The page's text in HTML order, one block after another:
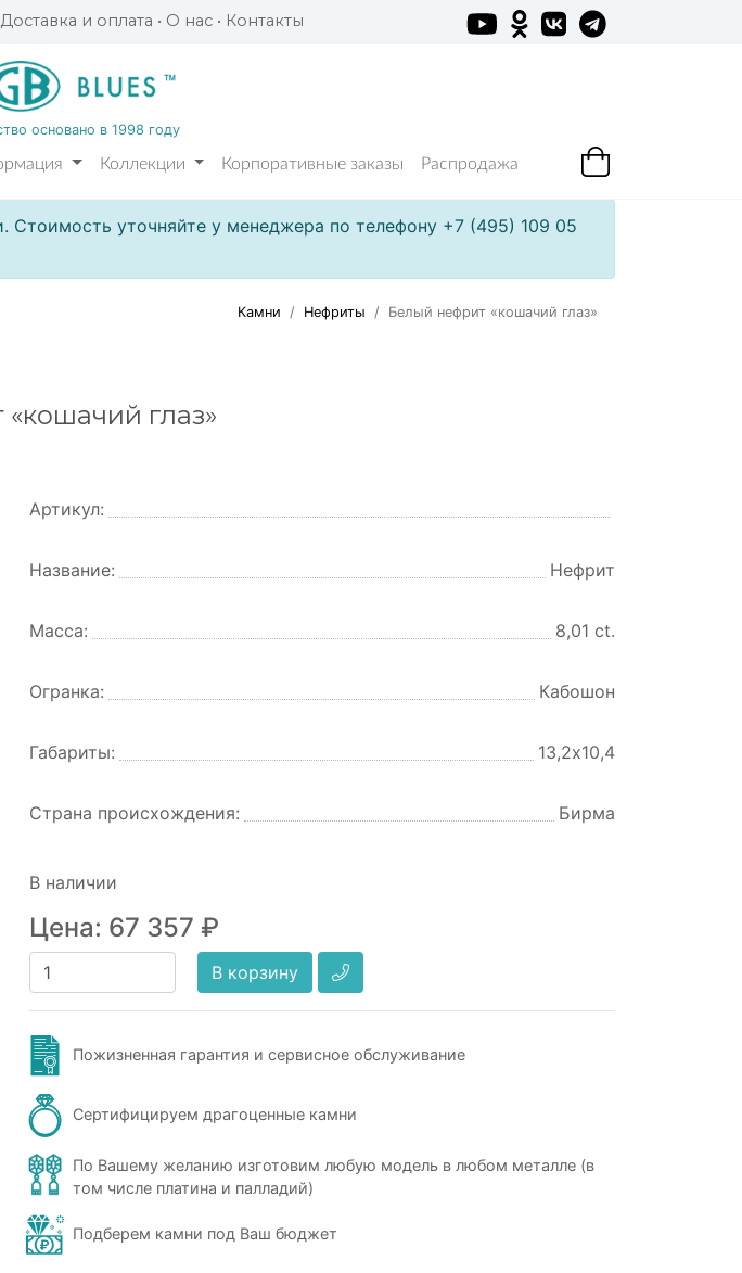
Доставка и оплата • О нас • Контакты
основано в 1998 году
Коллекции Корпоративные заказы Распродажа
уточняйте у менеджера по телефону +7 (495) 109 05
Камни Нефриты Белый нефрит «кошачий глаз»
глаз»
Артикул:
Название: Нефрит
Масса: 8,01 ct.
Огранка: Кабошон
Габариты: 13,2х10,4
Страна происхождения: Бирма
В наличии
Цена: 67 357 ₽
В корзину
Пожизненная гарантия и сервисное обслуживание
Сертифицируем драгоценные камни
По Вашему желанию изготовим любую модель в любом металле (в
том числе платина и палладий)
Подберем камни под Ваш бюджет